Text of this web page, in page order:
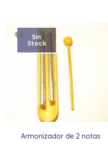
Armonizador de 2 notas
Sin
Stock